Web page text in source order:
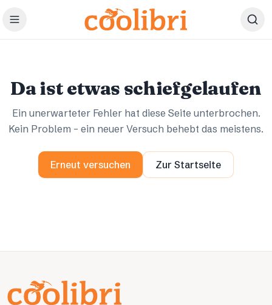
Zum Hauptinhalt springen
Da ist etwas schiefgelaufen
Ein unerwarteter Fehler hat diese Seite unterbrochen.
Kein Problem – ein neuer Versuch behebt das meistens.
Erneut versuchen Zur Startseite